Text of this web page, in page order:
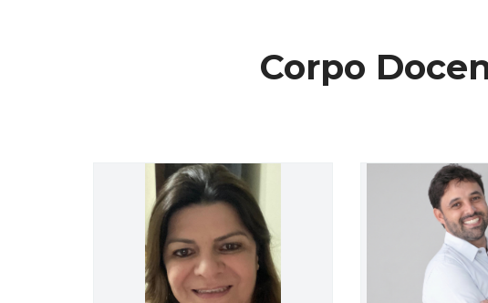
Corpo